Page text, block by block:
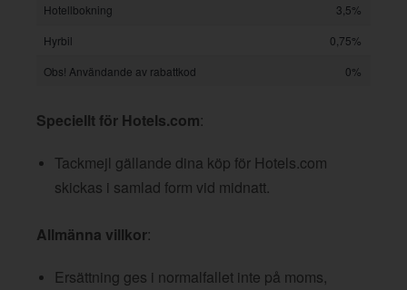
Hotellbokning
3,5%
Hyrbil
0,75%
Obs! Användande av rabattkod
0%
Speciellt för Hotels.com:
Tackmejl gällande dina köp för Hotels.com
skickas i samlad form vid midnatt.
Allmänna villkor:
Ersättning ges i normalfallet inte på moms,